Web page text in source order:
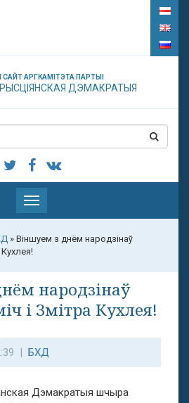
АРГКАМІТЭТА ПАРТЫІ
ДЭМАКРАТЫЯ
Паказаць
меню
» Віншуем з днём народзінаў
народзінаў
і Змітра Кухлея!
| БХД
Дэмакратыя шчыра